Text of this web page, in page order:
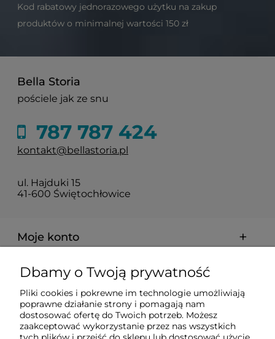
Kod rabatowy jednorazowego użytku na zakup
produktów o minimalnej wartości 150 zł
Bella Storia
pościele jak ze snu
787 787 424
kontakt@bellastoria.pl
ul. Hajduki 15
41-600 Świętochłowice
Moje konto
Dostawa i płatności
O firmie
Dbamy o Twoją prywatność
Pliki cookies i pokrewne im technologie umożliwiają
poprawne działanie strony i pomagają nam
dostosować ofertę do Twoich potrzeb. Możesz
zaakceptować wykorzystanie przez nas wszystkich